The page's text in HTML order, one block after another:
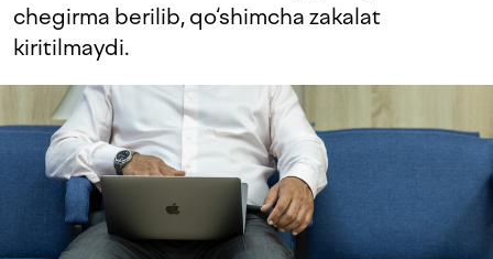
chegirma berilib, qo‘shimcha zakalat
kiritilmaydi.